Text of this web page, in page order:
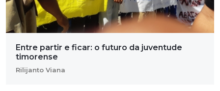
Entre partir e ficar: o futuro da juventude
timorense
Rilijanto Viana